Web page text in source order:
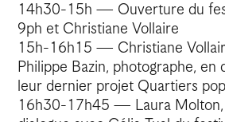
14h30-15h — Ouverture du
9ph et Christiane Vollaire
15h-16h15 — Christiane
Philippe Bazin, photographe, en
leur dernier projet Quartiers
16h30-17h45 — Laura Molton,